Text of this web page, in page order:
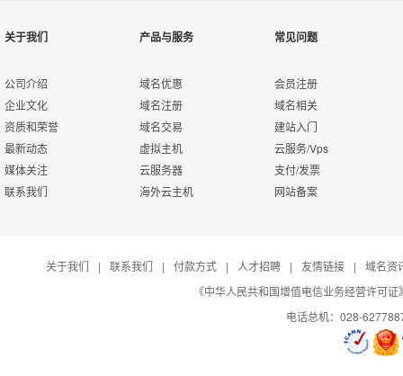
关于我们
公司介绍
企业文化
资质和荣誉
最新动态
媒体关注
联系我们
产品与服务
域名优惠
域名注册
域名交易
虚拟主机
云服务器
海外云主机
常见问题
会员注册
域名相关
建站入门
云服务/Vps
支付/发票
网站备案
关于我们 | 联系我们 | 付款方式 | 人才招聘 | 友情链接 |
域名资
《中华人民共和国增值电信业务经营许可
电话总机：028-